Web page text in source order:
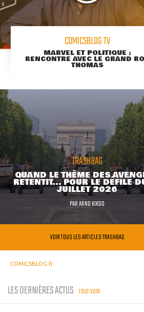
COMICSBLOG TV
MARVEL ET POLITIQUE :
RENCONTRE AVEC LE GRAND
THOMAS
TRASHBAG
QUAND LE THÈME DES
RETENTIT... POUR LE DÉFILÉ
JUILLET 2026
PARARNO KIKOO
VOIR TOUS LES ARTICLES TRASHBAG
COMICSBLOG.fr
LES DERNIÈRES ACTUS TOUT VOIR